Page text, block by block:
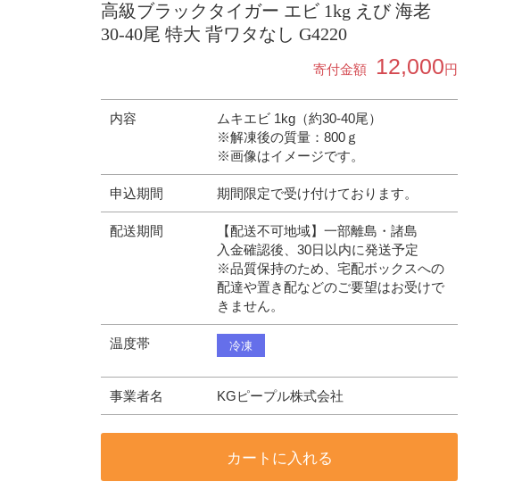
高級ブラックタイガー エビ 1kg えび 海老
30-40尾 特大 背ワタなし G4220
寄付金額 12,000円
内容
ムキエビ 1kg（約30-40尾）
※解凍後の質量：800ｇ
※画像はイメージです。
申込期間 期間限定で受け付けております。
配送期間
【配送不可地域】一部離島・諸島
入金確認後、30日以内に発送予定
※品質保持のため、宅配ボックスへの
配達や置き配などのご要望はお受けで
きません。
温度帯 冷凍
事業者名 KGピープル株式会社
カートに入れる